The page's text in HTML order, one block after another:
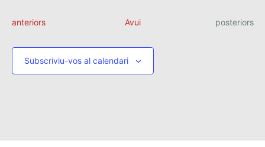
E
d
v
anteriors Avui
E
posteriors
Subscriviu-vos al calendari